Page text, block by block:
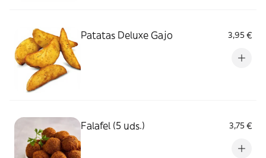
Patatas Deluxe Gajo 3,95 €
Falafel (5 uds.) 3,75 €